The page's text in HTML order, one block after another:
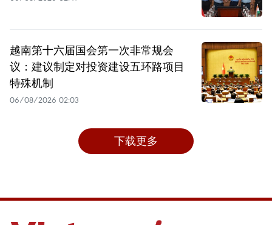
越南第十六届国会第一次非常规会
议：建议制定对投资建设五环路项目
特殊机制
06/08/2026 02:03
下载更多